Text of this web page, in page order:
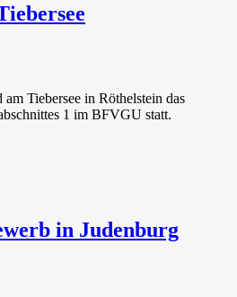
Tiebersee in Röthelstein das
1 im BFVGU statt.
in Judenburg